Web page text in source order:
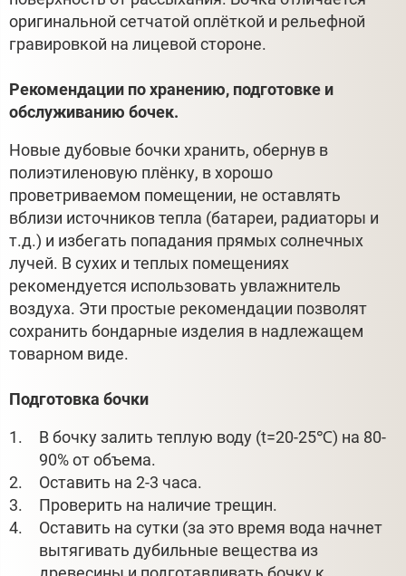
оригинальной сетчатой оплёткой и рельефной
гравировкой на лицевой стороне.
Рекомендации по хранению, подготовке и
обслуживанию бочек.
Новые дубовые бочки хранить, обернув в
полиэтиленовую плёнку, в хорошо
проветриваемом помещении, не оставлять
вблизи источников тепла (батареи, радиаторы и
т.д.) и избегать попадания прямых солнечных
лучей. В сухих и теплых помещениях
рекомендуется использовать увлажнитель
воздуха. Эти простые рекомендации позволят
сохранить бондарные изделия в надлежащем
товарном виде.
Подготовка бочки
В бочку залить теплую воду (t=20-25℃) на 80-
90% от объема.
Оставить на 2-3 часа.
Проверить на наличие трещин.
Оставить на сутки (за это время вода начнет
вытягивать дубильные вещества из